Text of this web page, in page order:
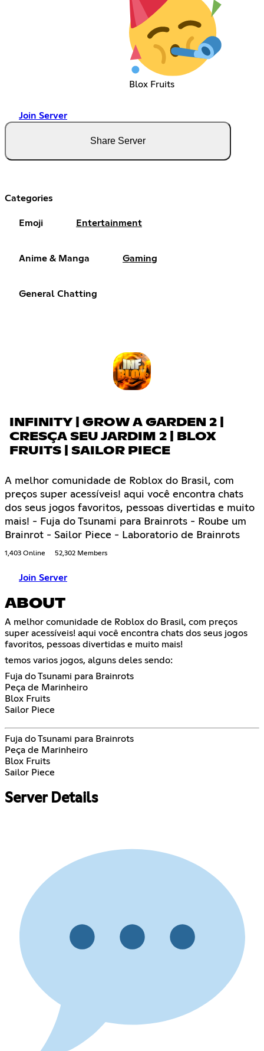
Blox Fruits
Join Server
Share Server
Categories
Emoji Entertainment
Anime & Manga Gaming
General Chatting
INFINITY | GROW A GARDEN 2 |
CRESÇA SEU JARDIM 2 | BLOX
FRUITS | SAILOR PIECE
A melhor comunidade de Roblox do Brasil, com
preços super acessíveis! aqui você encontra chats
dos seus jogos favoritos, pessoas divertidas e muito
mais! - Fuja do Tsunami para Brainrots - Roube um
Brainrot - Sailor Piece - Laboratorio de Brainrots
1,403 Online 52,302 Members
Join Server
ABOUT
A melhor comunidade de Roblox do Brasil, com preços
super acessíveis! aqui você encontra chats dos seus jogos
favoritos, pessoas divertidas e muito mais!
temos varios jogos, alguns deles sendo:
Fuja do Tsunami para Brainrots
Peça de Marinheiro
Blox Fruits
Sailor Piece
Fuja do Tsunami para Brainrots
Peça de Marinheiro
Blox Fruits
Sailor Piece
Server Details